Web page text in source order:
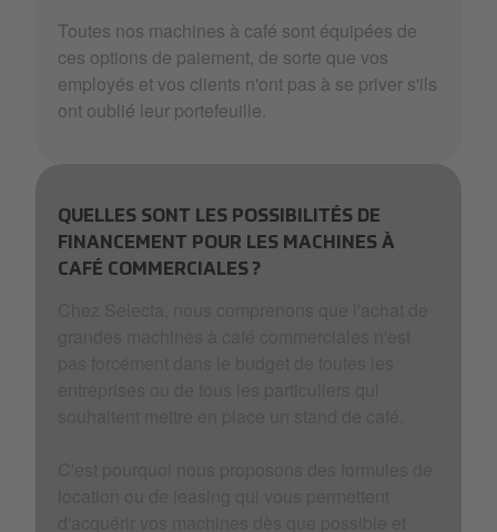
Toutes nos machines à café sont équipées de
ces options de paiement, de sorte que vos
employés et vos clients n'ont pas à se priver s'ils
ont oublié leur portefeuille.
QUELLES SONT LES POSSIBILITÉS DE
FINANCEMENT POUR LES MACHINES À
CAFÉ COMMERCIALES ?